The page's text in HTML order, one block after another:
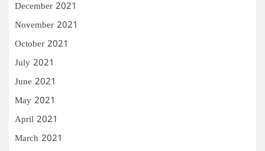
December 2021
November 2021
October 2021
July 2021
June 2021
May 2021
April 2021
March 2021